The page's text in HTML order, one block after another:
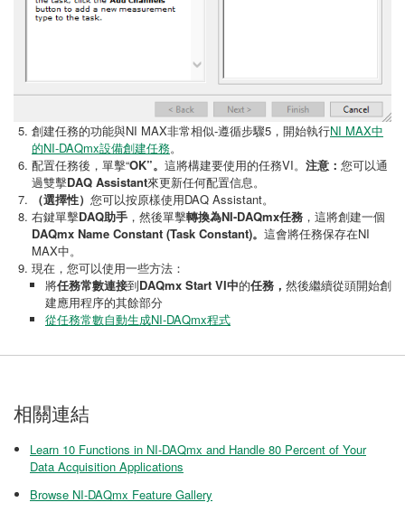
創建任務的功能與NI MAX非常相似-遵循步驟5，開始執行NI MAX中
的NI-DAQmx設備創建任務。
配置任務後，單擊“OK”。 這將構建要使用的任務VI。 注意： 您可以通
過雙擊DAQ Assistant來更新任何配置信息。
（選擇性） 您可以按原樣使用DAQ Assistant。
右鍵單擊DAQ助手 ，然後單擊轉換為NI-DAQmx任務 ，這將創建一個
DAQmx Name Constant (Task Constant)。 這會將任務保存在NI
MAX中。
現在，您可以使用一些方法：
將任務常數連接到DAQmx Start VI中的任務， 然後繼續從頭開始創
建應用程序的其餘部分
從任務常數自動生成NI-DAQmx程式
相關連結
Learn 10 Functions in NI-DAQmx and Handle 80 Percent of Your
Data Acquisition Applications
Browse NI-DAQmx Feature Gallery